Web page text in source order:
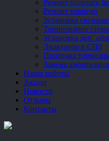
Ремонт подушек
Ремонт торпедо
Установка
Тонирование
Установка доп.
Эвакуатор в СПб
Проточка
Замена
Наши работы
Акции
Новости
Отзывы
Контакты